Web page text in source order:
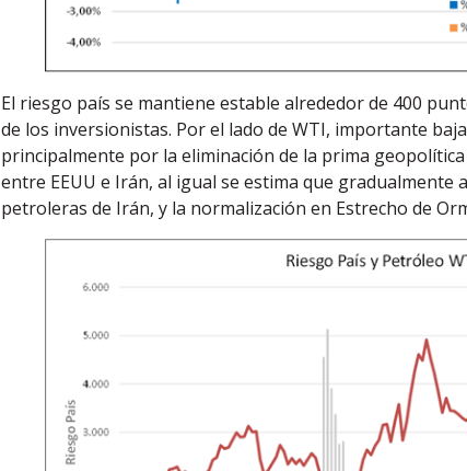
El riesgo país se mantiene estable alrededor de 400
de los inversionistas. Por el lado de WTI, importante
principalmente por la eliminación de la prima
entre EEUU e Irán, al igual se estima que gradualmente
petroleras de Irán, y la normalización en Estrecho de